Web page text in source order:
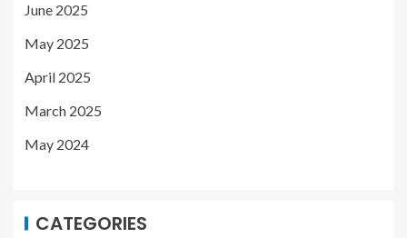
June 2025
May 2025
April 2025
March 2025
May 2024
CATEGORIES